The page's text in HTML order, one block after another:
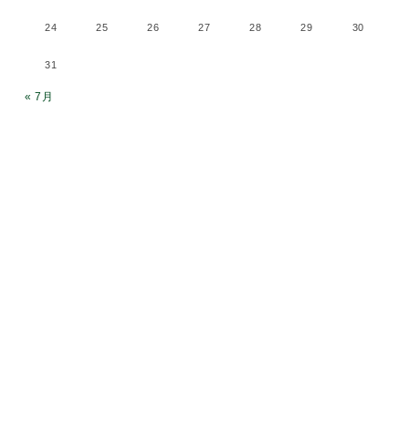
24 25 26 27 28 29 30
31
« 7月